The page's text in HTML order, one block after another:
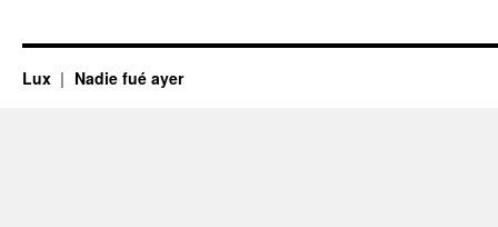
Lux Nadie fué ayer